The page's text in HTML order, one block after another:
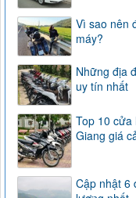
Vì sao nên
máy?
Những địa
uy tín nhất
Top 10 cửa
Giang giá
Cập nhật 6